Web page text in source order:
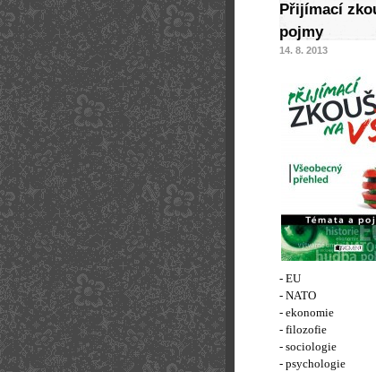
Přijímací
pojmy
14. 8. 2013
- EU
- NATO
- ekonomie
- filozofie
- sociologie
- psychologie